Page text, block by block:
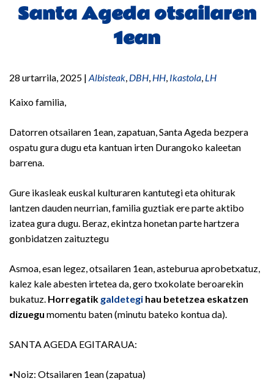
Santa Ageda otsailaren
1ean
28 urtarrila, 2025 | Albisteak, DBH, HH, Ikastola, LH
Kaixo familia,
Datorren otsailaren 1ean, zapatuan, Santa Ageda bezpera
ospatu gura dugu eta kantuan irten Durangoko kaleetan
barrena.
Gure ikasleak euskal kulturaren kantutegi eta ohiturak
lantzen dauden neurrian, familia guztiak ere parte aktibo
izatea gura dugu. Beraz, ekintza honetan parte hartzera
gonbidatzen zaituztegu
Asmoa, esan legez, otsailaren 1ean, asteburua aprobetxatuz,
kalez kale abesten irtetea da, gero txokolate beroarekin
bukatuz. Horregatik galdetegi hau betetzea eskatzen
dizuegu momentu baten (minutu bateko kontua da).
SANTA AGEDA EGITARAUA:
▪Noiz: Otsailaren 1ean (zapatua)